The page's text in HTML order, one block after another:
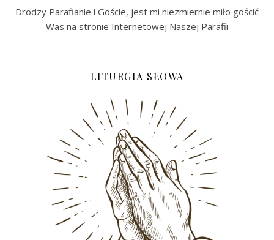
Drodzy Parafianie i Goście, jest mi niezmiernie miło gościć
Was na stronie Internetowej Naszej Parafii
LITURGIA SŁOWA